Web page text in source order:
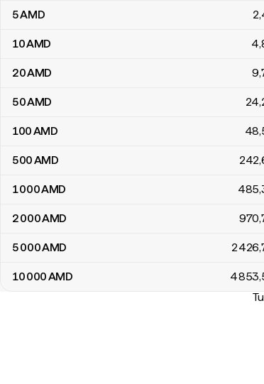
Table de conversion drams arméniens vers francs
5AMD 2
10AMD 4
20AMD 9
50AMD 24
100AMD 48
500AMD 242
1 000AMD 485
2 000AMD 970
5 000AMD 2 426
10 000AMD 4 853